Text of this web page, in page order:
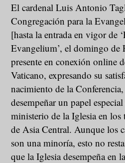
El cardenal Luis Antonio
Congregación para la
[hasta la entrada en vigor de
Evangelium’, el domingo de
presente en conexión online
Vaticano, expresando su
nacimiento de la
desempeñar un papel
ministerio de la Iglesia en los
de Asia Central. Aunque los
son una minoría, esto no
que la Iglesia desempeña en